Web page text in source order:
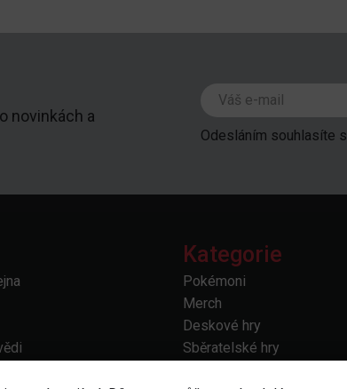
novinkách a
Odesláním souhlasíte s
Kategorie
Pokémoni
Merch
Deskové hry
Sběratelské hry